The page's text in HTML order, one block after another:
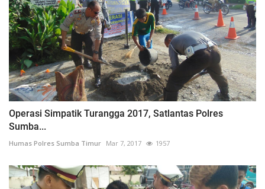
Operasi Simpatik Turangga 2017, Satlantas Polres
Sumba...
Humas Polres Sumba Timur Mar 7, 2017 1957